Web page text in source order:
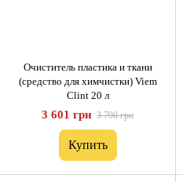
Очиститель пластика и ткани
(средство для химчистки) Viem
Clint 20 л
3 601 грн 3 790 грн
Купить